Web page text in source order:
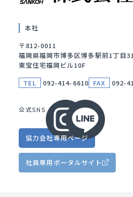
本社
〒812-0011
福岡県福岡市博多区博多駅前1丁目
東宝住宅福岡ビル10F
TEL
092-414-6610 FAX 092-
公式SNS
協力会社専用ページ
社員専用 ポータルサイト